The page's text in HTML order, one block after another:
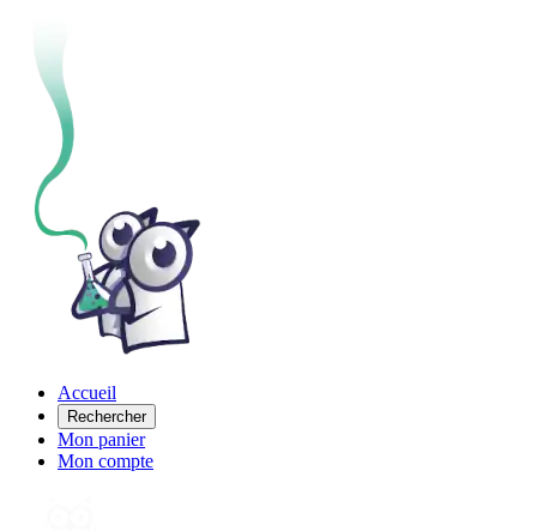
Accueil
Rechercher
Mon panier
Mon compte